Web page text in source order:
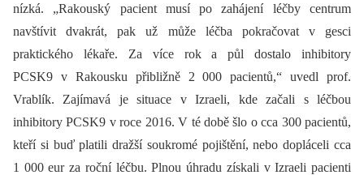
nízká. „Rakouský pacient musí po zahájení léčby centrum
navštívit dvakrát, pak už může léčba pokračovat v gesci
praktického lékaře. Za více rok a půl dostalo inhibitory
PCSK9 v Rakousku přibližně 2 000 pacientů,“ uvedl prof.
Vrablík. Zajímavá je situace v Izraeli, kde začali s léčbou
inhibitory PCSK9 v roce 2016. V té době šlo o cca 300 pacientů,
kteří si buď platili dražší soukromé pojištění, nebo dopláceli cca
1 000 eur za roční léčbu. Plnou úhradu získali v Izraeli pacienti